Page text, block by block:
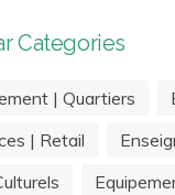
Categories
| Quartiers
| Retail